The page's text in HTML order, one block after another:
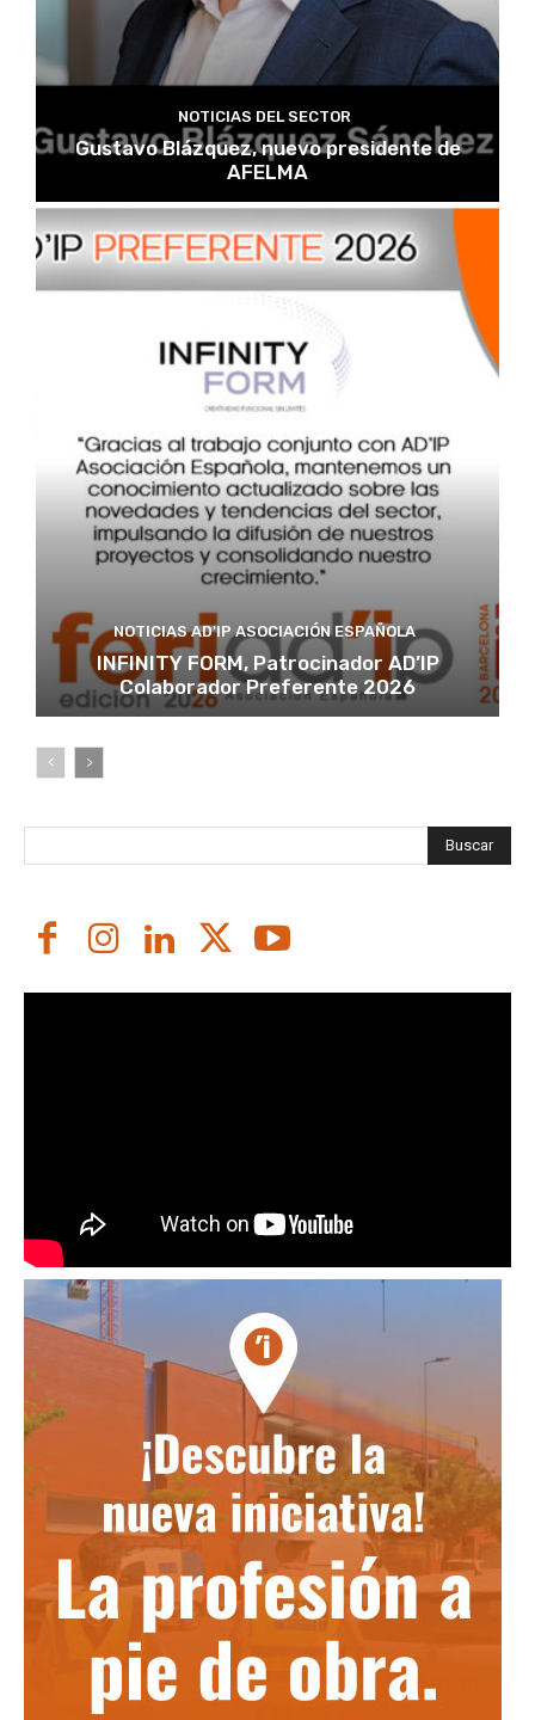
NOTICIAS DEL SECTOR
Gustavo Blázquez, nuevo presidente de
AFELMA
NOTICIAS AD'IP ASOCIACIÓN ESPAÑOLA
INFINITY FORM, Patrocinador AD’IP
Colaborador Preferente 2026
Buscar